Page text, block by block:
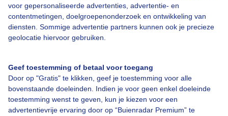
voor gepersonaliseerde advertenties, advertentie- en
contentmetingen, doelgroepenonderzoek en ontwikkeling van
diensten. Sommige advertentie partners kunnen ook je precieze
geolocatie hiervoor gebruiken.
Geef toestemming of betaal voor toegang
Door op "Gratis" te klikken, geef je toestemming voor alle
bovenstaande doeleinden. Indien je voor geen enkel doeleinde
toestemming wenst te geven, kun je kiezen voor een
advertentievrije ervaring door op “Buienradar Premium” te
Toegankelijkheid
Gebruikersvoorwaarden
Buienradar Team
Privacy beleid
Cookie beleid